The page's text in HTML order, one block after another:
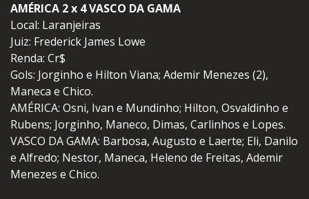
AMÉRICA 2 x 4 VASCO DA GAMA
Local: Laranjeiras
Juiz: Frederick James Lowe
Renda: Cr$
Gols: Jorginho e Hilton Viana; Ademir Menezes (2),
Maneca e Chico.
AMÉRICA: Osni, Ivan e Mundinho; Hilton, Osvaldinho e
Rubens; Jorginho, Maneco, Dimas, Carlinhos e Lopes.
VASCO DA GAMA: Barbosa, Augusto e Laerte; Eli, Danilo
e Alfredo; Nestor, Maneca, Heleno de Freitas, Ademir
Menezes e Chico.